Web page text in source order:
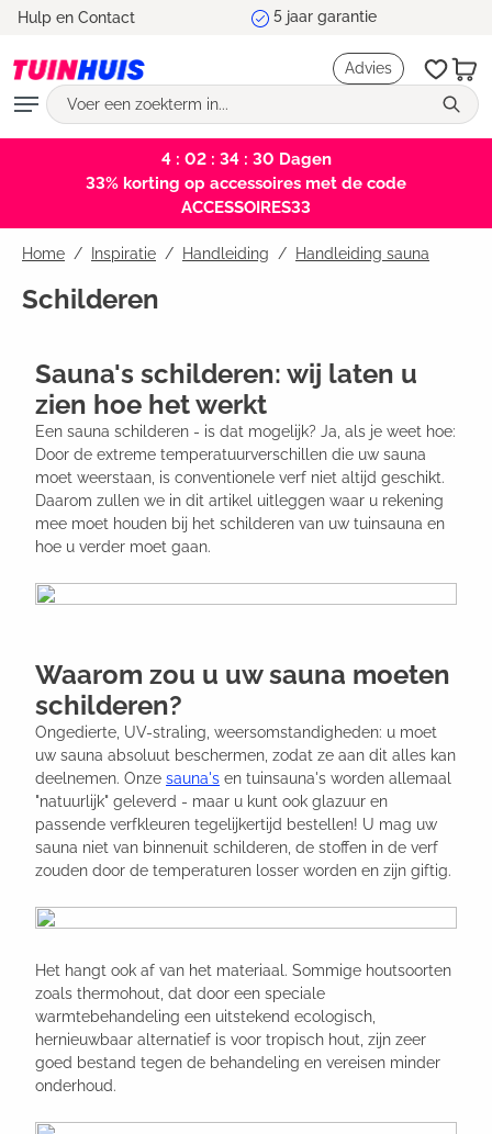
Hulp en Contact Marktleider en testwinnaar
Advies
4 : 02 : 34 : 29Dagen
33% korting op accessoires met de code
ACCESSOIRES33
Home Inspiratie / Handleiding / Handleiding sauna
Schilderen
Sauna's schilderen: wij laten u
zien hoe het werkt
Een sauna schilderen - is dat mogelijk? Ja, als je weet hoe:
Door de extreme temperatuurverschillen die uw sauna
moet weerstaan, is conventionele verf niet altijd geschikt.
Daarom zullen we in dit artikel uitleggen waar u rekening
mee moet houden bij het schilderen van uw tuinsauna en
hoe u verder moet gaan.
Waarom zou u uw sauna moeten
schilderen?
Ongedierte, UV-straling, weersomstandigheden: u moet
uw sauna absoluut beschermen, zodat ze aan dit alles kan
deelnemen. Onze sauna's en tuinsauna's worden allemaal
"natuurlijk" geleverd - maar u kunt ook glazuur en
passende verfkleuren tegelijkertijd bestellen! U mag uw
sauna niet van binnenuit schilderen, de stoffen in de verf
zouden door de temperaturen losser worden en zijn giftig.
Het hangt ook af van het materiaal. Sommige houtsoorten
zoals thermohout, dat door een speciale
warmtebehandeling een uitstekend ecologisch,
hernieuwbaar alternatief is voor tropisch hout, zijn zeer
goed bestand tegen de behandeling en vereisen minder
onderhoud.